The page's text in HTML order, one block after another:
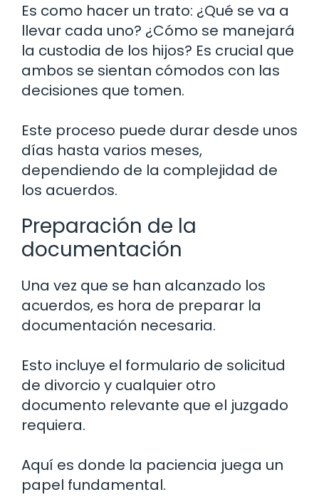
Es como hacer un trato: ¿Qué se va a
llevar cada uno? ¿Cómo se manejará
la custodia de los hijos? Es crucial que
ambos se sientan cómodos con las
decisiones que tomen.
Este proceso puede durar desde unos
días hasta varios meses,
dependiendo de la complejidad de
los acuerdos.
Preparación de la
documentación
Una vez que se han alcanzado los
acuerdos, es hora de preparar la
documentación necesaria.
Esto incluye el formulario de solicitud
de divorcio y cualquier otro
documento relevante que el juzgado
requiera.
Aquí es donde la paciencia juega un
papel fundamental.